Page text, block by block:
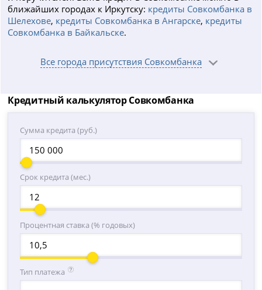
ближайших городах к Иркутску: кредиты Совкомбанка в
Шелехове, кредиты Совкомбанка в Ангарске, кредиты
Совкомбанка в Байкальске.
Все города присутствия Совкомбанка
Кредитный калькулятор Совкомбанка
Сумма кредита (руб.)
Срок кредита (мес.)
Процентная ставка (% годовых)
Тип платежа